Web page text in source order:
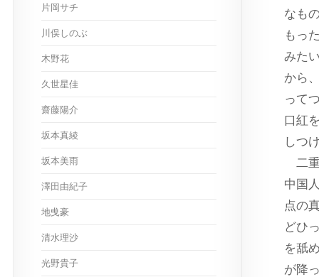
なも
もっ
みた
から
って
口紅
しつ
二重
中国
点の
どひ
を舐
が降
片岡サチ
川俣しのぶ
木野花
久世星佳
齋藤陽介
坂本真綾
坂本美雨
澤田由紀子
地曵豪
清水理沙
光野貴子